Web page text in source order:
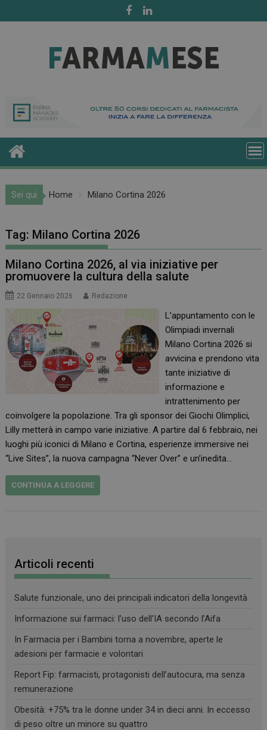
to
Sei qui Home Milano Cortina 2026
Tag: Milano Cortina 2026
Milano Cortina 2026, al via iniziative per
promuovere la cultura della salute
22 Gennaio 2026 Redazione
L’appuntamento con le
Olimpiadi invernali
Milano Cortina 2026 si
avvicina e prendono vita
tante iniziative di
informazione e
intrattenimento per
coinvolgere la popolazione. Tra gli sponsor dei Giochi Olimplici,
Lilly metterà in campo varie iniziative. A partire dal 6 febbraio, nei
luoghi più iconici di Milano e Cortina, esperienze immersive nei
“Live Sites”, la nuova campagna “Never Over” e un’inedita…
CONTINUA A LEGGERE
Articoli recenti
Salute funzionale, uno dei principali indicatori della longevità
Informazione sui farmaci: l’uso dell’IA secondo l’Aifa
In Farmacia per i Bambini torna a novembre, aperte le
adesioni per farmacie e volontari
Report Fip: farmacisti, protagonisti dell’autocura, ma senza
remunerazione
Obesità: +75% tra le donne under 34 in dieci anni. In eccesso
di peso oltre un minore su quattro